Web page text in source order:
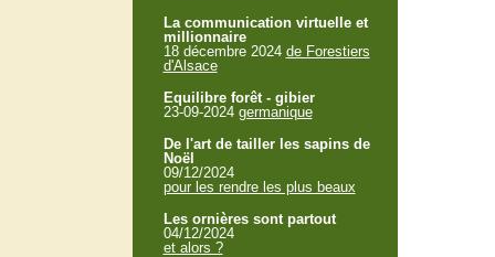
La communication virtuelle et
millionnaire
18 décembre 2024 de Forestiers
d'Alsace
Equilibre forêt - gibier
23-09-2024 germanique
De l'art de tailler les sapins de
Noël
09/12/2024
pour les rendre les plus beaux
Les ornières sont partout
04/12/2024
et alors ?